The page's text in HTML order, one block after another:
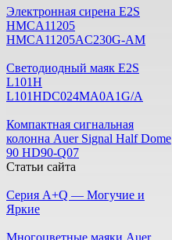
Электронная сирена E2S
HMCA11205
HMCA11205AC230G-AM
Светодиодный маяк E2S
L101H
L101HDC024MA0A1G/A
Компактная сигнальная
колонна Auer Signal Half Dome
90 HD90-Q07
Статьи сайта
Серия A+Q — Могучие и
Яркие
Многоцветные маяки Auer